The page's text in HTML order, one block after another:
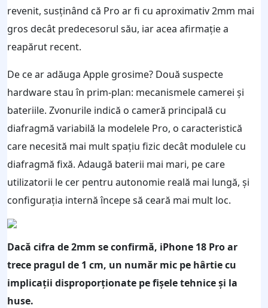
revenit, susținând că Pro ar fi cu aproximativ 2mm mai
gros decât predecesorul său, iar acea afirmație a
reapărut recent.
De ce ar adăuga Apple grosime? Două suspecte
hardware stau în prim-plan: mecanismele camerei și
bateriile. Zvonurile indică o cameră principală cu
diafragmă variabilă la modelele Pro, o caracteristică
care necesită mai mult spațiu fizic decât modulele cu
diafragmă fixă. Adaugă baterii mai mari, pe care
utilizatorii le cer pentru autonomie reală mai lungă, și
configurația internă începe să ceară mai mult loc.
Dacă cifra de 2mm se confirmă, iPhone 18 Pro ar
trece pragul de 1 cm, un număr mic pe hârtie cu
implicații disproporționate pe fișele tehnice și la
huse.